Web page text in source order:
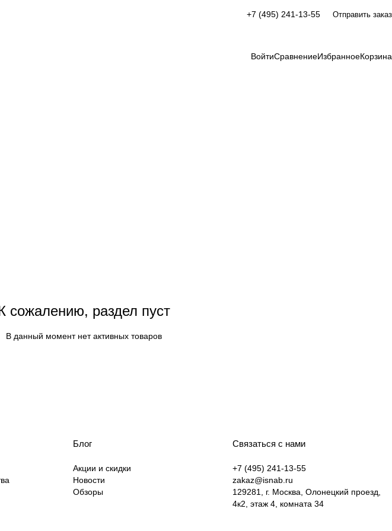
+7 (495) 241-13-55 Отправить заказ
ВойтиСравнениеИзбранноеКорзина
сожалению, раздел пуст
В данный момент нет активных товаров
Блог
Акции и скидки
Новости
Обзоры
Связаться с нами
+7 (495) 241-13-55
zakaz@isnab.ru
129281, г. Москва, Олонецкий проезд,
4к2, этаж 4, комната 34